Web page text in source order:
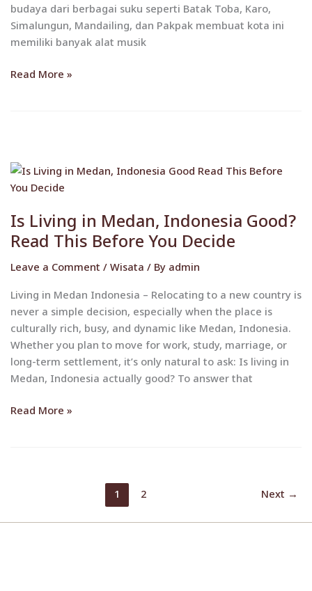
budaya dari berbagai suku seperti Batak Toba, Karo,
Simalungun, Mandailing, dan Pakpak membuat kota ini
memiliki banyak alat musik
Read More »
Is Living in Medan, Indonesia Good?
Read This Before You Decide
Leave a Comment / Wisata / By admin
Living in Medan Indonesia – Relocating to a new country is
never a simple decision, especially when the place is
culturally rich, busy, and dynamic like Medan, Indonesia.
Whether you plan to move for work, study, marriage, or
long-term settlement, it’s only natural to ask: Is living in
Medan, Indonesia actually good? To answer that
Is
Living
Medan,
Indonesia
Read
Before
You
Decide
Read More »
1 2 Next →